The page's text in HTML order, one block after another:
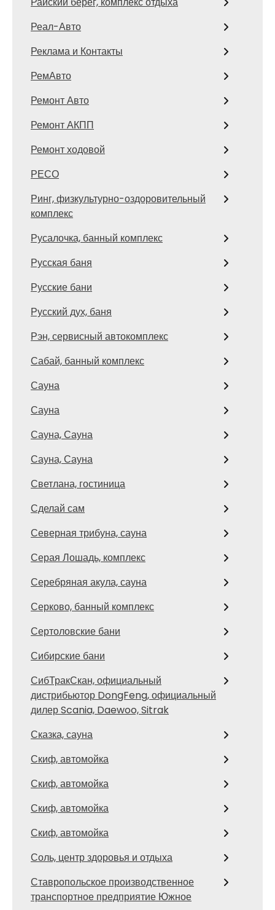
Реал-Авто
Реклама и Контакты
РемАвто
Ремонт Авто
Ремонт АКПП
Ремонт ходовой
РЕСО
Ринг, физкультурно-оздоровительный
комплекс
Русалочка, банный комплекс
Русская баня
Русские бани
Русский дух, баня
Рэн, сервисный автокомплекс
Сабай, банный комплекс
Сауна
Сауна
Сауна, Сауна
Сауна, Сауна
Светлана, гостиница
Сделай сам
Северная трибуна, сауна
Серая Лошадь, комплекс
Серебряная акула, сауна
Серково, банный комплекс
Сертоловские бани
Сибирские бани
СибТракСкан, официальный
дистрибьютор DongFeng, официальный
дилер Scania, Daewoo, Sitrak
Сказка, сауна
Скиф, автомойка
Скиф, автомойка
Скиф, автомойка
Скиф, автомойка
Соль, центр здоровья и отдыха
Ставропольское производственное
транспортное предприятие Южное